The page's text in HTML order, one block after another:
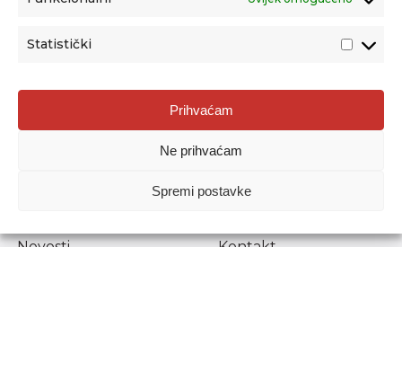
Statistički
Prihvaćam
Ne prihvaćam
Spremi postavke
Agencija za odgoj i obrazovanje
Donje Svetice 38, 10000 Zagreb
1778129
Prenošenje sadržaja dopušteno je uz navođenje izvora.
Novosti
Kontakt